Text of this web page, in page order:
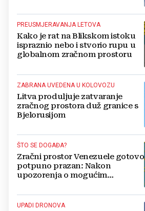
PREUSMJERAVANJA LETOVA
Kako je rat na Blikskom istoku
ispraznio nebo i stvorio rupu u
globalnom zračnom prostoru
ZABRANA UVEDENA U KOLOVOZU
Litva produljuje zatvaranje
zračnog prostora duž granice s
Bjelorusijom
ŠTO SE DOGAĐA?
Zračni prostor Venezuele gotovo
potpuno prazan: Nakon
upozorenja o mogućim
UPADI DRONOVA